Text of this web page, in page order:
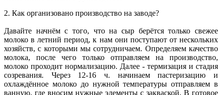
2. Как организовано производство на заводе?
Давайте начнём с того, что на сыр берётся только свежее
молоко в летний период, к нам они поступают от нескольких
хозяйств, с которыми мы сотрудничаем. Определяем качество
молока, после чего только отправляем на производство,
молоко проходит нормализацию. Далее - термизация и стадия
созревания. Через 12-16 ч. начинаем пастеризацию и
охлаждённое молоко до нужной температуры отправляем в
ванную, где вносим нужные элементы с закваской. В готовое